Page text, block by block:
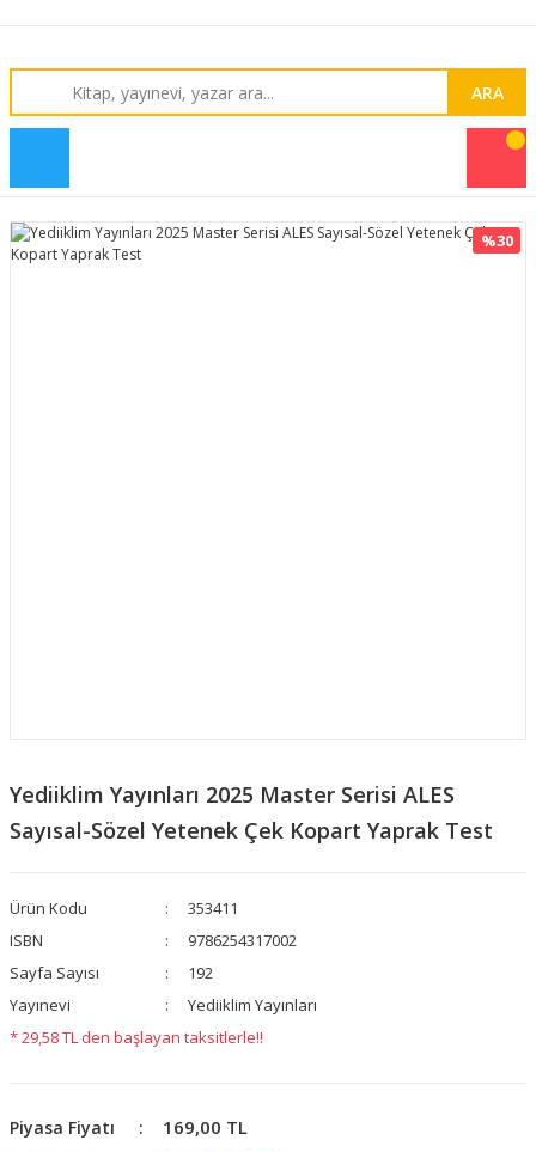
ARA
%30
Yediiklim Yayınları 2025 Master Serisi ALES
Sayısal-Sözel Yetenek Çek Kopart Yaprak Test
Ürün Kodu
353411
ISBN
9786254317002
Sayfa Sayısı
192
Yayınevi
Yediiklim Yayınları
* 29,58 TL den başlayan taksitlerle!!
Piyasa Fiyatı 169,00 TL